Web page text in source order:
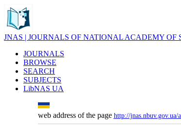
JNAS | JOURNALS OF NATIONAL ACADEMY OF
JOURNALS
BROWSE
SEARCH
SUBJECTS
LibNAS UA
web address of the page http://jnas.nbuv.gov.ua/